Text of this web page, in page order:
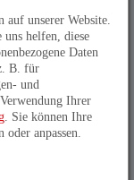
unserer Website.
uns helfen, diese
Daten
B. für
und
Ihrer
. Sie können Ihre
anpassen.